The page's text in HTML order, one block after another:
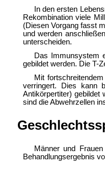
In den ersten
Rekombination viele
(Diesen Vorgang fasst
und werden
unterscheiden.
Das Immunsystem
gebildet werden. Die T-
Mit
verringert. Dies kann
Antikörpertiter) gebildet
sind die Abwehrzellen
Männer und
Behandlungsergebnis